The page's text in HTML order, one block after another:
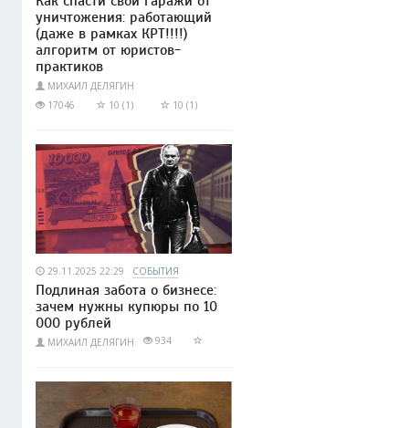
уничтожения: работающий
(даже в рамках КРТ!!!!)
алгоритм от юристов-
практиков
МИХАИЛ ДЕЛЯГИН
17046
10 (1) 10 (1)
29.11.2025 22:29 СОБЫТИЯ
Подлиная забота о бизнесе:
зачем нужны купюры по 10
000 рублей
МИХАИЛ ДЕЛЯГИН 934